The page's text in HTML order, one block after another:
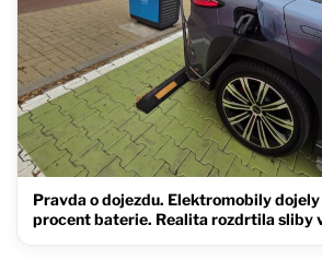
Pravda o dojezdu. Elektromobily
procent baterie. Realita rozdrtila sliby